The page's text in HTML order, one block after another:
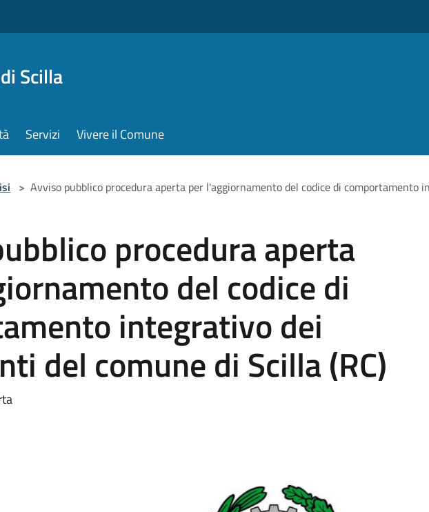
Scilla
Servizi Vivere il Comune
> Avviso pubblico procedura aperta per l'aggiornamento del codice di comportamento
procedura aperta
del codice di
integrativo dei
del comune di Scilla (RC)